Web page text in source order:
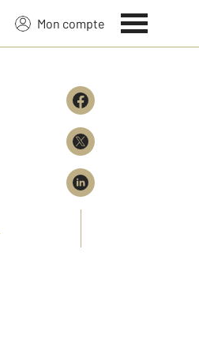
Mon compte